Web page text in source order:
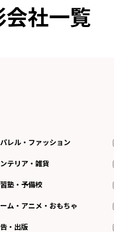
社一覧
レル・ファッション
テリア・雑貨
塾・予備校
ム・アニメ・おもちゃ
・出版